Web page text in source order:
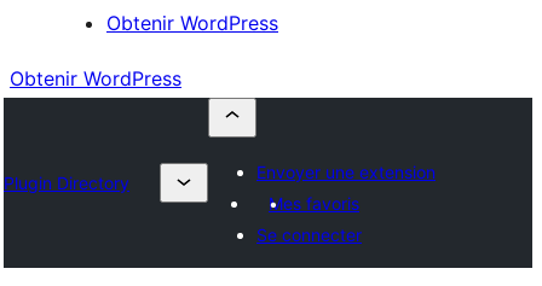
Obtenir WordPress
Obtenir WordPress
Plugin Directory
Envoyer une extension
Mes favoris
Se connecter